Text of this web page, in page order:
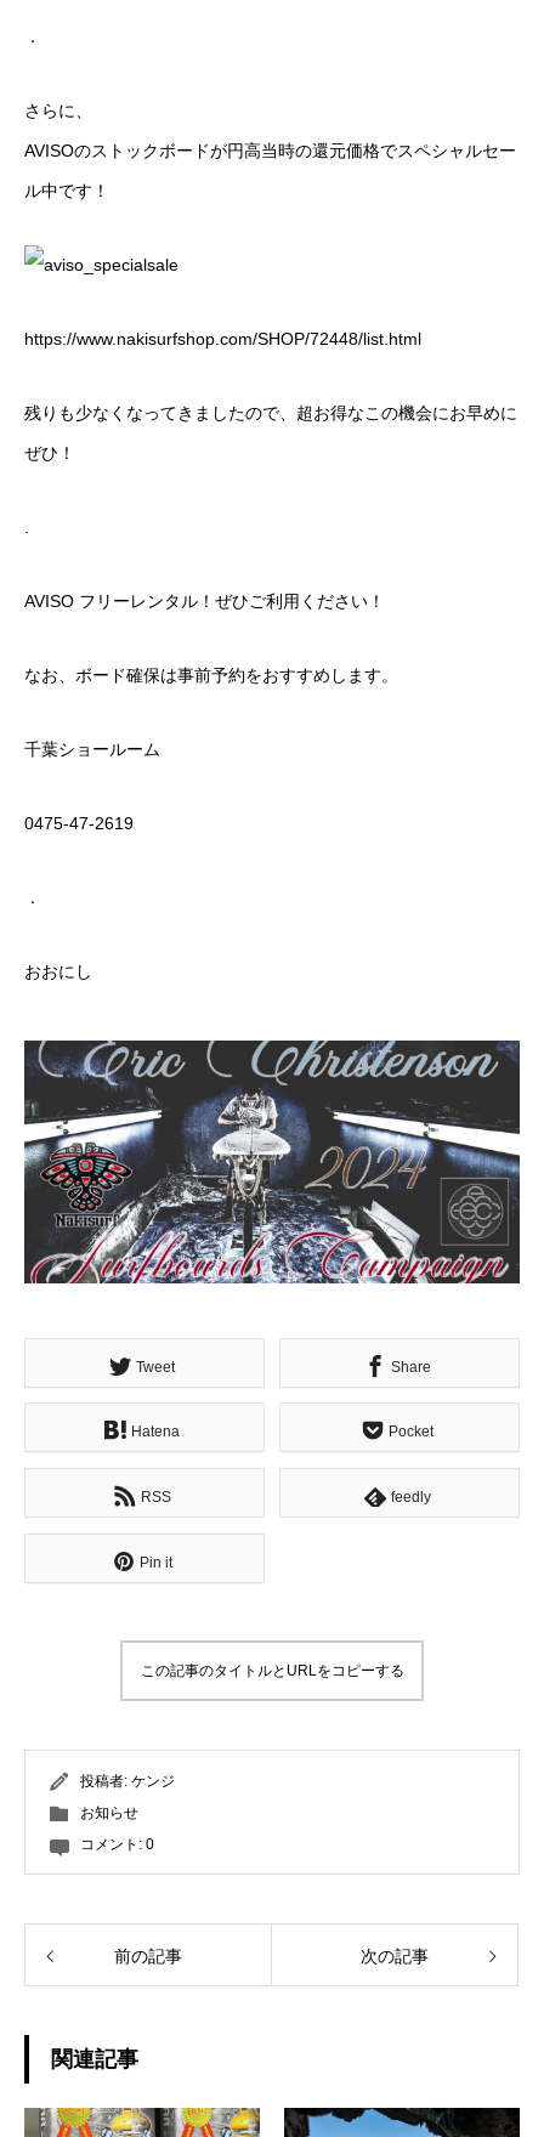
．
さらに、
AVISOのストックボードが円高当時の還元価格でスペシャルセー
ル中です！
https://www.nakisurfshop.com/SHOP/72448/list.html
残りも少なくなってきましたので、超お得なこの機会にお早めに
ぜひ！
AVISO フリーレンタル！ぜひご利用ください！
なお、ボード確保は事前予約をおすすめします。
千葉ショールーム
0475-47-2619
．
おおにし
Tweet Share
Hatena Pocket
RSS feedly
Pin it
この記事のタイトルとURLをコピーする
投稿者: ケンジ
お知らせ
コメント: 0
前の記事 次の記事
関連記事